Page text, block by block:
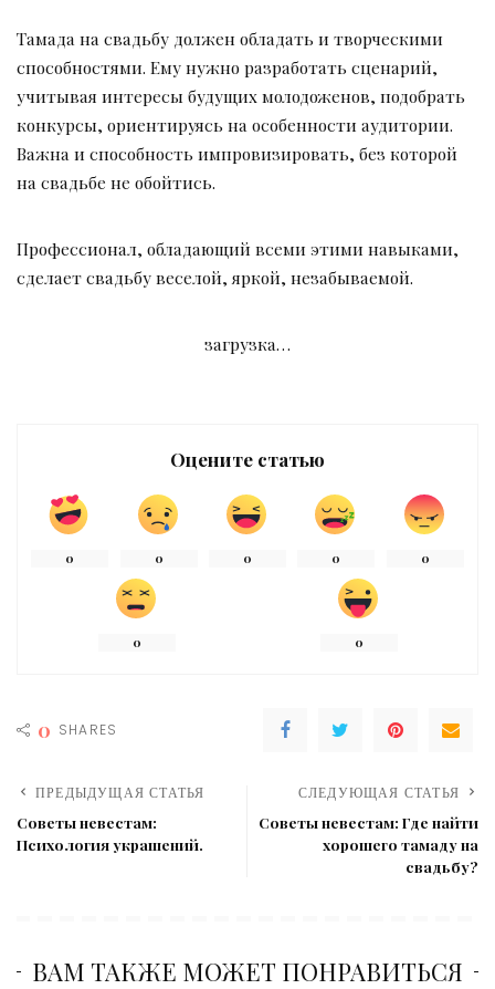
Тамада на свадьбу должен обладать и творческими
способностями. Ему нужно разработать сценарий,
учитывая интересы будущих молодоженов, подобрать
конкурсы, ориентируясь на особенности аудитории.
Важна и способность импровизировать, без которой
на свадьбе не обойтись.
Профессионал, обладающий всеми этими навыками,
сделает свадьбу веселой, яркой, незабываемой.
загрузка…
Оцените статью
0 0 0 0 0
0 0
0 SHARES
ПРЕДЫДУЩАЯ СТАТЬЯ
Советы невестам:
Психология украшений.
СЛЕДУЮЩАЯ СТАТЬЯ
Советы невестам: Где найти
хорошего тамаду на
свадьбу?
ВАМ ТАКЖЕ МОЖЕТ ПОНРАВИТЬСЯ